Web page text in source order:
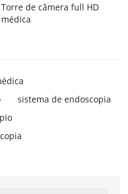
Torre de câmera full HD
médica
sistema de endoscopia